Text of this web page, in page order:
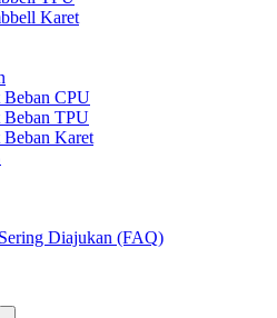
Karet
Beban CPU
Beban TPU
Beban Karet
Diajukan (FAQ)